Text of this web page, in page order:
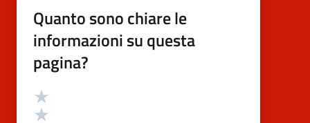
Quanto sono chiare le
informazioni su questa
pagina?
Valutazione